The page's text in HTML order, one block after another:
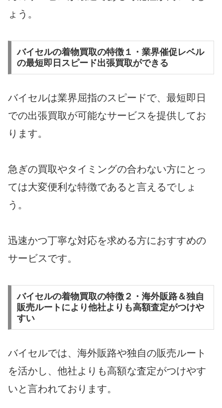
ょう。
バイセルの着物買取の特徴１・業界催促レベル
の最短即日スピード出張買取ができる
バイセルは業界屈指のスピードで、最短即日
での出張買取が可能なサービスを提供してお
ります。
急ぎの買取やタイミングの合わない方にとっ
ては大変便利な特徴であると言えるでしょ
う。
迅速かつ丁寧な対応を求める方におすすめの
サービスです。
バイセルの着物買取の特徴２・海外販路＆独自
販売ルートにより他社よりも高額査定がつけや
すい
バイセルでは、海外販路や独自の販売ルート
を活かし、他社よりも高額な査定がつけやす
いと言われております。